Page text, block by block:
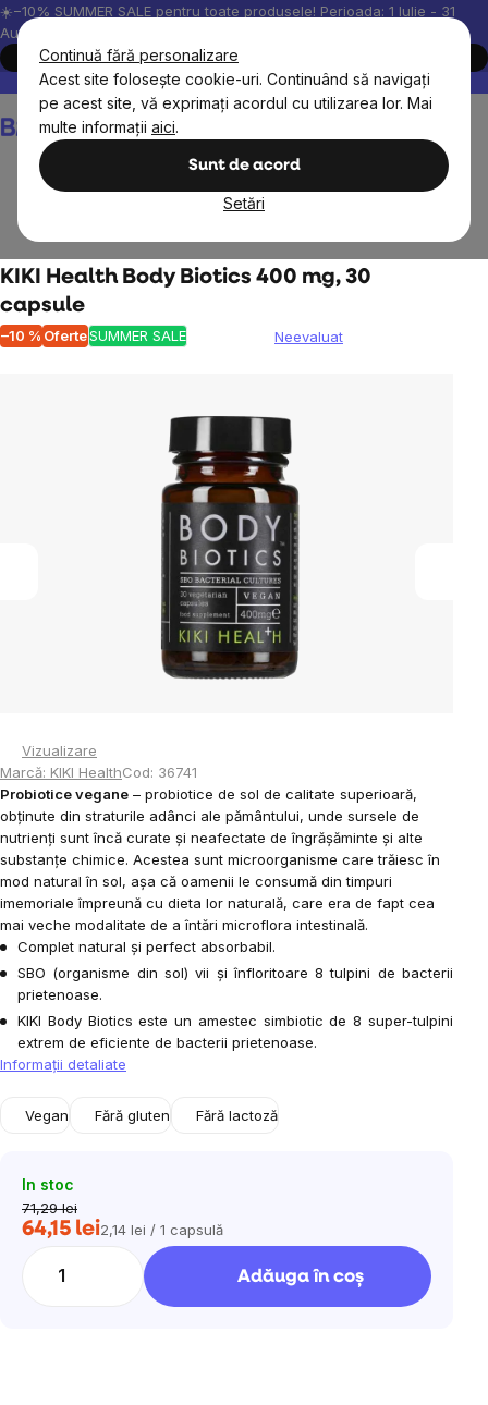
Continuă fără personalizare
Acest site folosește cookie-uri. Continuând să navigați
pe acest site, vă exprimați acordul cu utilizarea lor. Mai
multe informații aici.
Sunt de acord
Setări
Treci
la
conținut
☀️−10% SUMMER SALE pentru toate produsele! Perioada: 1 Iulie - 31
August, 2026.
Cumpără acum
Peste 200.000 de recenzii verificate
Produsele noastre sunt
Coş
de
KIKI Health Body Biotics 400 mg, 30
capsule
–10 % OferteSUMMER SALE
Evaluarea
este
0,0
din
5
stele.
Neevaluat
Vizualizare
Marcă: KIKI HealthCod: 36741
Probiotice vegane – probiotice de sol de calitate superioară,
obținute din straturile adânci ale pământului, unde sursele de
nutrienți sunt încă curate și neafectate de îngrășăminte și alte
substanțe chimice. Acestea sunt microorganisme care trăiesc în
mod natural în sol, așa că oamenii le consumă din timpuri
imemoriale împreună cu dieta lor naturală, care era de fapt cea
mai veche modalitate de a întări microflora intestinală.
Complet natural și perfect absorbabil.
SBO (organisme din sol) vii și înfloritoare 8 tulpini de bacterii
prietenoase.
KIKI Body Biotics este un amestec simbiotic de 8 super-tulpini
extrem de eficiente de bacterii prietenoase.
Informaţii detaliate
Vegan Fără gluten Fără lactoză
In stoc
71,29 lei
64,15 leiEvaluare
2,14 lei / 1 capsulă
Adăuga în coş